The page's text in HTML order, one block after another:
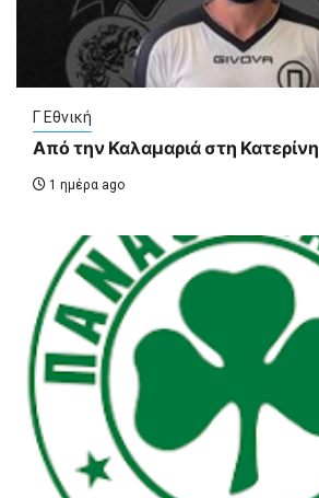
Γ Εθνική
Από την Καλαμαριά στη Κατερίνη
1 ημέρα ago